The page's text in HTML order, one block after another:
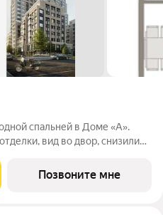
спальней в Доме «А».
вид во двор, снизили
на границе с ЦАО, рядом
Позвоните мне